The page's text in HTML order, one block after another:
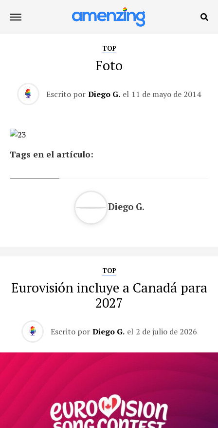
TOP
Foto
Escrito por Diego G. el 11 de mayo de 2014
Tags en el artículo:
Diego G.
TOP
Eurovisión incluye a Canadá para
2027
Escrito por Diego G. el 2 de julio de 2026